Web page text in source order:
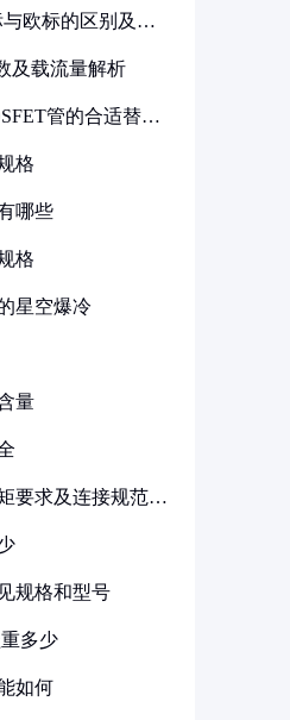
欧标的区别及其
及载流量解析
管的合适替代
格
哪些
格
星空爆冷
量
要求及连接规范详
规格和型号
多少
如何